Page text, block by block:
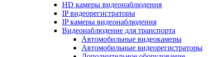
HD камеры видеонаблюдения
IP видеорегистраторы
IP камеры видеонаблюдения
Видеонаблюдение для транспорта
Автомобильные видеокамеры
Автомобильные видеорегистраторы